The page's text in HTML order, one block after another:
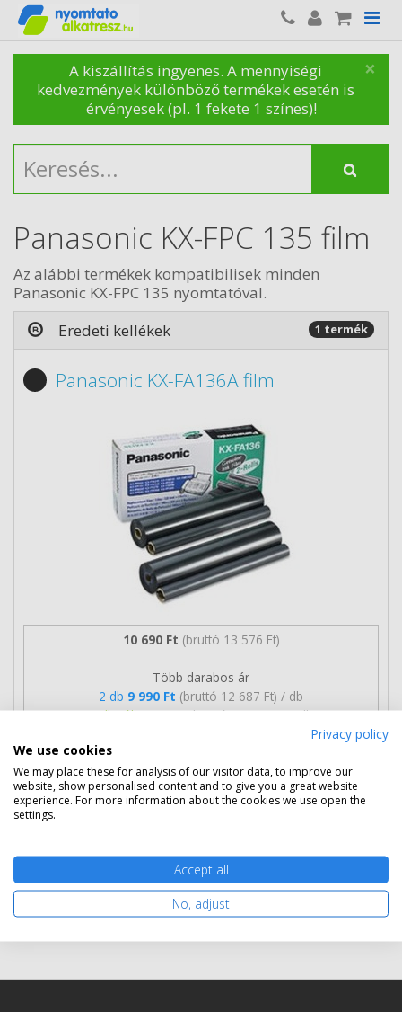
×
A kiszállítás ingyenes. A mennyiségi
kedvezmények különböző termékek esetén is
érvényesek (pl. 1 fekete 1 színes)!
Panasonic KX-FPC 135 film
Az alábbi termékek kompatibilisek minden
Panasonic KX-FPC 135 nyomtatóval.
Eredeti kellékek
1 termék
Panasonic KX-FA136A film
10 690 Ft (bruttó 13 576 Ft)
Több darabos ár
2 db 9 990 Ft (bruttó 12 687 Ft) / db
3 db-tól9 690 Ft (bruttó 12 306 Ft) / db
Rendelésre
Ingyenes szállítás
Nem rendelhető
Privacy policy
We use cookies
We may place these for analysis of our visitor data, to improve our
website, show personalised content and to give you a great website
experience. For more information about the cookies we use open the
settings.
Accept all
No, adjust